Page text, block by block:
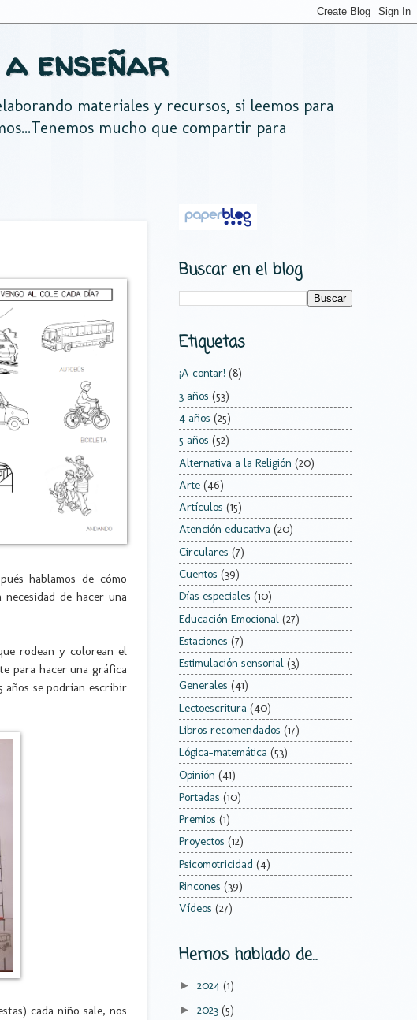
enseñar
materiales y recursos, si leemos para
mucho que compartir para
hablamos de cómo
de hacer una
rodean y colorean el
para hacer una gráfica
años se podrían escribir
cada niño sale, nos
Buscar en el blog
Etiquetas
¡A contar! (8)
3 años (53)
4 años (25)
5 años (52)
Alternativa a la Religión (20)
Arte (46)
Artículos (15)
Atención educativa (20)
Circulares (7)
Cuentos (39)
Días especiales (10)
Educación Emocional (27)
Estaciones (7)
Estimulación sensorial (3)
Generales (41)
Lectoescritura (40)
Libros recomendados (17)
Lógica-matemática (53)
Opinión (41)
Portadas (10)
Premios (1)
Proyectos (12)
Psicomotricidad (4)
Rincones (39)
Vídeos (27)
Hemos hablado de...
► 2024 (1)
► 2023 (5)